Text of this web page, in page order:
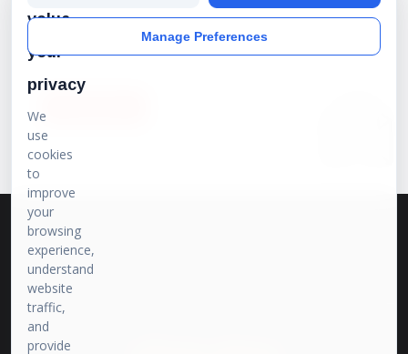
your inbox!
value
your
privacy
We
use
cookies
to
improve
your
browsing
experience,
understand
website
traffic,
and
provide
Manage Preferences